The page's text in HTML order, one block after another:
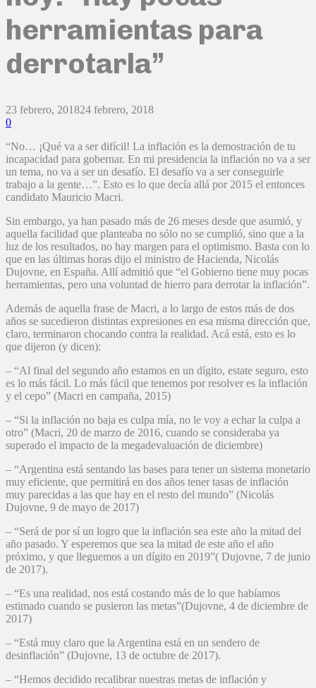
herramientas para
derrotarla”
23 febrero, 201824 febrero, 2018
0
“No… ¡Qué va a ser difícil! La inflación es la demostración de tu
incapacidad para gobernar. En mi presidencia la inflación no va a ser
un tema, no va a ser un desafío. El desafío va a ser conseguirle
trabajo a la gente…”. Esto es lo que decía allá por 2015 el entonces
candidato Mauricio Macri.
Sin embargo, ya han pasado más de 26 meses desde que asumió, y
aquella facilidad que planteaba no sólo no se cumplió, sino que a la
luz de los resultados, no hay margen para el optimismo. Basta con lo
que en las últimas horas dijo el ministro de Hacienda, Nicolás
Dujovne, en España. Allí admitió que “el Gobierno tiene muy pocas
herramientas, pero una voluntad de hierro para derrotar la inflación”.
Además de aquella frase de Macri, a lo largo de estos más de dos
años se sucedieron distintas expresiones en esa misma dirección que,
claro, terminaron chocando contra la realidad. Acá está, esto es lo
que dijeron (y dicen):
– “Al final del segundo año estamos en un dígito, estate seguro, esto
es lo más fácil. Lo más fácil que tenemos por resolver es la inflación
y el cepo” (Macri en campaña, 2015)
– “Si la inflación no baja es culpa mía, no le voy a echar la culpa a
otro” (Macri, 20 de marzo de 2016, cuando se consideraba ya
superado el impacto de la megadevaluación de diciembre)
– “Argentina está sentando las bases para tener un sistema monetario
muy eficiente, que permitirá en dos años tener tasas de inflación
muy parecidas a las que hay en el resto del mundo” (Nicolás
Dujovne, 9 de mayo de 2017)
– “Será de por sí un logro que la inflación sea este año la mitad del
año pasado. Y esperemos que sea la mitad de este año el año
próximo, y que lleguemos a un dígito en 2019”( Dujovne, 7 de junio
de 2017).
– “Es una realidad, nos está costando más de lo que habíamos
estimado cuando se pusieron las metas”(Dujovne, 4 de diciembre de
2017)
– “Está muy claro que la Argentina está en un sendero de
desinflación” (Dujovne, 13 de octubre de 2017).
– “Hemos decidido recalibrar nuestras metas de inflación y